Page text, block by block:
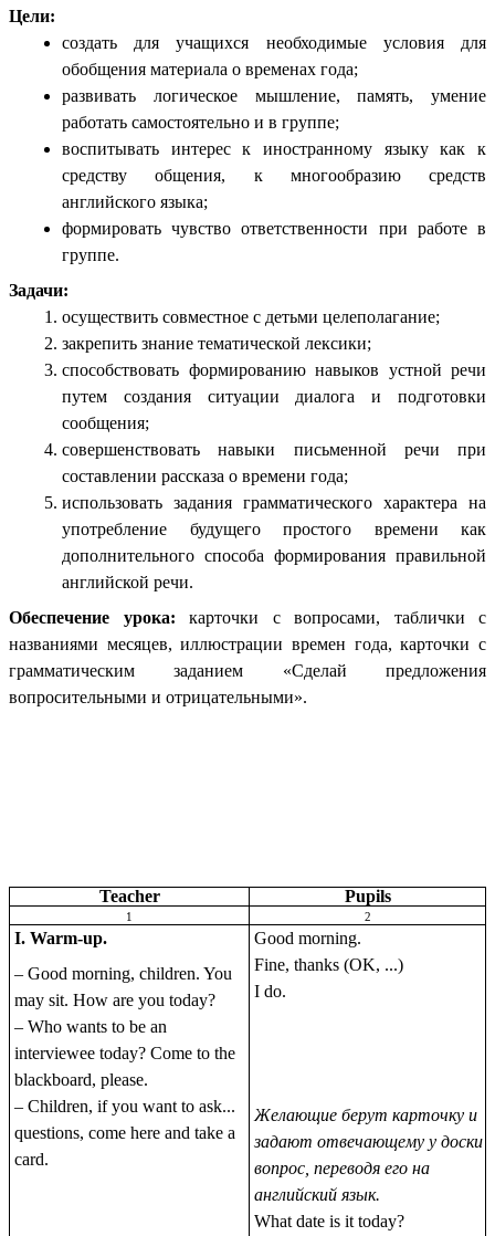
Цели:
создать для учащихся необходимые условия для
обобщения материала о временах года;
развивать логическое мышление, память, умение
работать самостоятельно и в группе;
воспитывать интерес к иностранному языку как к
средству общения, к многообразию средств
английского языка;
формировать чувство ответственности при работе в
группе.
Задачи:
осуществить совместное c детьми целеполагание;
закрепить знание тематической лексики;
способствовать формированию навыков устной речи
путем создания ситуации диалога и подготовки
сообщения;
совершенствовать навыки письменной речи при
составлении рассказа о времени года;
использовать задания грамматического характера на
употребление будущего простого времени как
дополнительного способа формирования правильной
английской речи.
Обеспечение урока: карточки c вопросами, таблички c
названиями месяцев, иллюстрации времен года, карточки c
грамматическим заданием «Сделай предложения
вопросительными и отрицательными».
Teacher Pupils
1 2
I. Warm-up.
– Good morning, children. You
may sit. How are you today?
– Who wants to be an
interviewee today? Come to the
blackboard, please.
– Children, if you want to ask...
questions, come here and take a
card.
Good morning.
Fine, thanks (OK, ...)
I do.
Желающие берут карточку и
задают отвечающему у доски
вопрос, переводя его на
английский язык.
What date is it today?